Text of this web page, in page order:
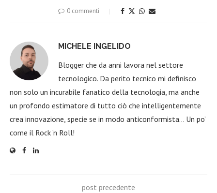
0 commenti
MICHELE INGELIDO
Blogger che da anni lavora nel settore
tecnologico. Da perito tecnico mi definisco
non solo un incurabile fanatico della tecnologia, ma anche
un profondo estimatore di tutto ciò che intelligentemente
crea innovazione, specie se in modo anticonformista… Un po’
come il Rock ‘n Roll!
post precedente